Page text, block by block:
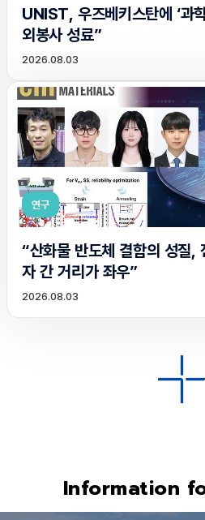
UNIST, 우즈베키스탄에 ‘과
외봉사 성료”
2026.08.03
연구
“산화물 반도체 결함의 성질,
자 간 거리가 좌우”
2026.08.03
Information